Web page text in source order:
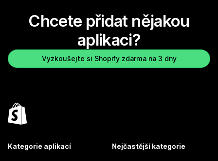
Chcete přidat nějakou
aplikaci?
Vyzkoušejte si Shopify zdarma na 3 dny
Kategorie aplikací Nejčastější kategorie